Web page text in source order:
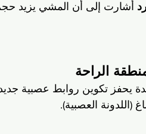
أشارت إلى أن المشي يزيد
يحفز تكوين روابط عصبية
(اللدونة العصبية).